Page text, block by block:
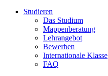
Studieren
Das Studium
Mappenberatung
Lehrangebot
Bewerben
Internationale Klasse
FAQ